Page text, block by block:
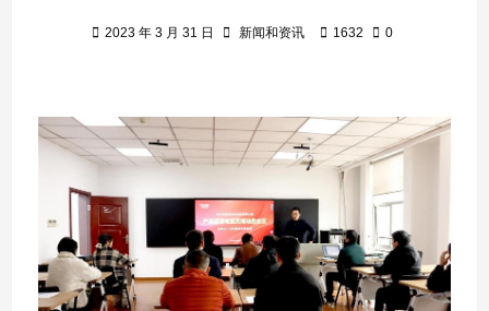
2023 年 3 月 31 日 新闻和资讯 1632 0